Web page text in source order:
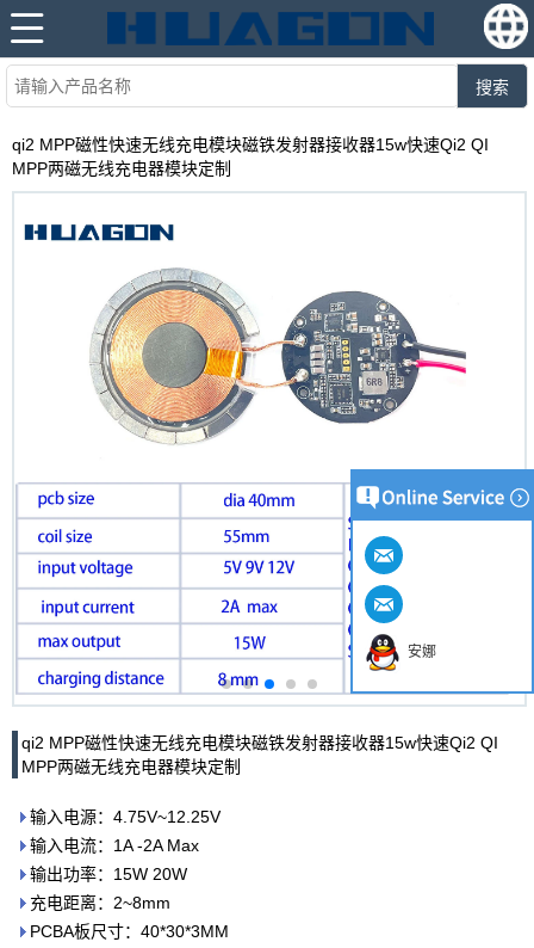
搜索
qi2 MPP磁性快速无线充电模块磁铁发射器接收器15w快速Qi2 QI
MPP两磁无线充电器模块定制
qi2 MPP磁性快速无线充电模块磁铁发射器接收器15w快速Qi2 QI
MPP两磁无线充电器模块定制
输入电源：4.75V~12.25V
输入电流：1A -2A Max
输出功率：15W 20W
充电距离：2~8mm
PCBA板尺寸：40*30*3MM
安娜